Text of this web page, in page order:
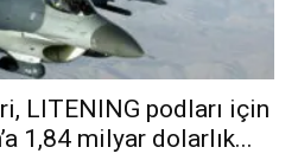
LITENING podları için
1,84 milyar dolarlık...